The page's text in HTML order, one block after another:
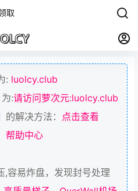
取
: luolcy.club
为:请访问萝次元:luolcy.club
的解决方法： 点击查看
帮助中心
,容易炸盘，发现封号处理